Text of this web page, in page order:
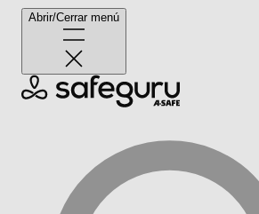
Abrir/Cerrar menú